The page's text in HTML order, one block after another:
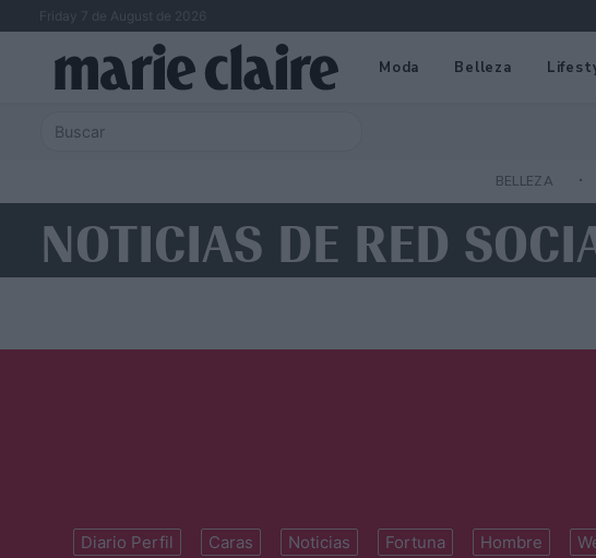
Friday 7 de August de 2026
Moda Belleza
BELLEZA
NOTICIAS DE RED
Diario Perfil Caras Noticias Fortuna Hombre